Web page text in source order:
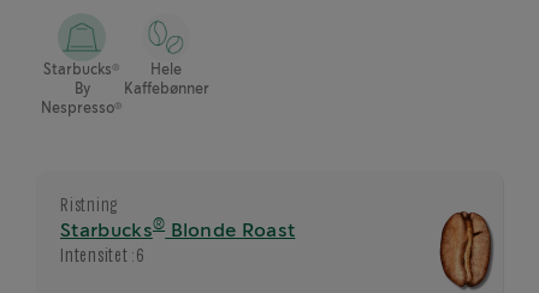
Starbucks®
By
Nespresso®
Hele
Kaffebønner
Ristning
Starbucks®Blonde Roast
Intensitet : 6